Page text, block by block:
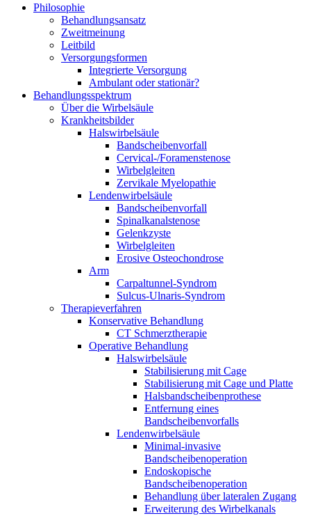
Philosophie
Behandlungsansatz
Zweitmeinung
Leitbild
Versorgungsformen
Integrierte Versorgung
Ambulant oder stationär?
Behandlungsspektrum
Über die Wirbelsäule
Krankheitsbilder
Halswirbelsäule
Bandscheibenvorfall
Cervical-/Foramenstenose
Wirbelgleiten
Zervikale Myelopathie
Lendenwirbelsäule
Bandscheibenvorfall
Spinalkanalstenose
Gelenkzyste
Wirbelgleiten
Erosive Osteochondrose
Arm
Carpaltunnel-Syndrom
Sulcus-Ulnaris-Syndrom
Therapieverfahren
Konservative Behandlung
CT Schmerztherapie
Operative Behandlung
Halswirbelsäule
Stabilisierung mit Cage
Stabilisierung mit Cage und Platte
Halsbandscheibenprothese
Entfernung eines
Bandscheibenvorfalls
Lendenwirbelsäule
Minimal-invasive
Bandscheibenoperation
Endoskopische
Bandscheibenoperation
Behandlung über lateralen Zugang
Erweiterung des Wirbelkanals